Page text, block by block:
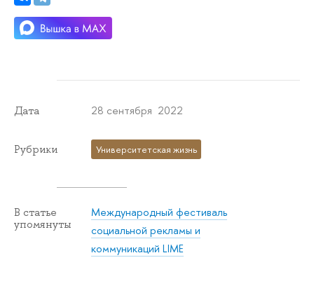
Дата 28 сентября 2022
Рубрики Университетская жизнь
В статье
упомянуты
Международный фестиваль
социальной рекламы и
коммуникаций LIME